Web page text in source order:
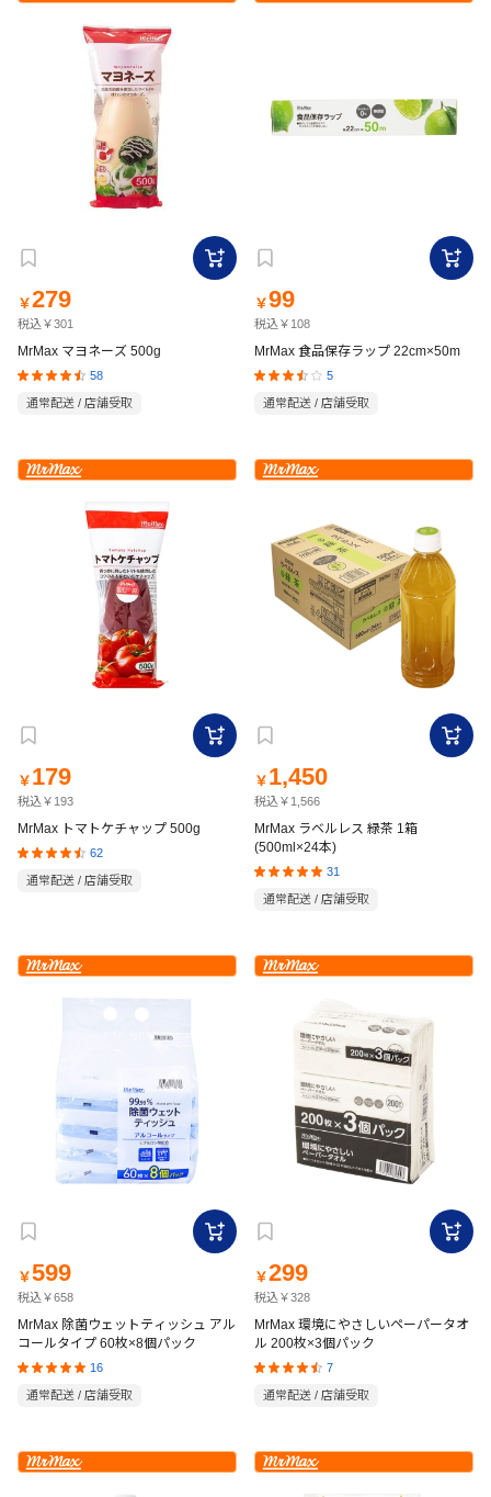
￥279
税込￥301
MrMax マヨネーズ 500g
58
通常配送 / 店舗受取
￥99
税込￥108
MrMax 食品保存ラップ 22cm×50m
5
通常配送 / 店舗受取
￥ 179
税込￥193
MrMax トマトケチャップ 500g
62
通常配送 / 店舗受取
￥ 1,450
税込￥1,566
MrMax ラベルレス 緑茶 1箱
(500ml×24本)
31
通常配送 / 店舗受取
￥599
税込￥658
MrMax 除菌ウェットティッシュ アル
コールタイプ 60枚×8個パック
16
通常配送 / 店舗受取
￥299
税込￥328
MrMax 環境にやさしいペーパータオ
ル 200枚×3個パック
7
通常配送 / 店舗受取